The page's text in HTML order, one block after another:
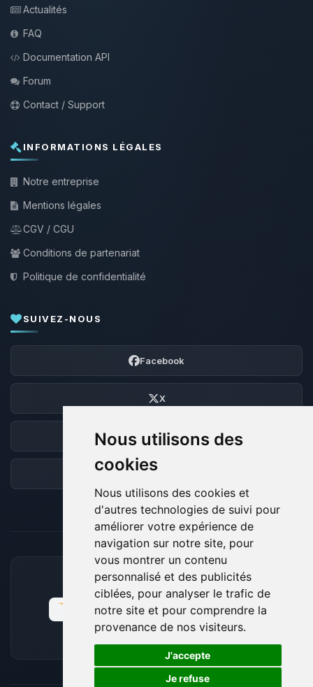
Nous utilisons des
cookies
Nous utilisons des cookies et
d'autres technologies de suivi pour
améliorer votre expérience de
navigation sur notre site, pour
vous montrer un contenu
personnalisé et des publicités
ciblées, pour analyser le trafic de
notre site et pour comprendre la
provenance de nos visiteurs.
J'accepte
Je refuse
Actualités
FAQ
Documentation API
Forum
Contact / Support
INFORMATIONS LÉGALES
Notre entreprise
Mentions légales
CGV / CGU
Conditions de partenariat
Politique de confidentialité
SUIVEZ-NOUS
Facebook
X
Discord
Forum
MOYENS DE PAIEMENT ACCEPTÉS
🍪